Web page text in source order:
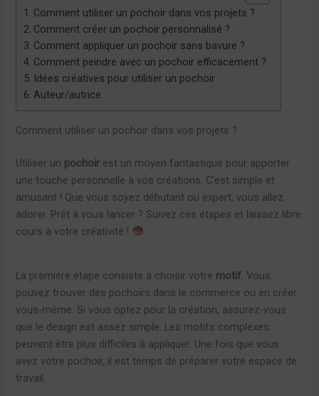
Comment utiliser un pochoir dans vos projets ?
Comment créer un pochoir personnalisé ?
Comment appliquer un pochoir sans bavure ?
Comment peindre avec un pochoir efficacement ?
Idées créatives pour utiliser un pochoir
Auteur/autrice
Comment utiliser un pochoir dans vos projets ?
Utiliser un pochoir est un moyen fantastique pour apporter
une touche personnelle à vos créations. C’est simple et
amusant ! Que vous soyez débutant ou expert, vous allez
adorer. Prêt à vous lancer ? Suivez ces étapes et laissez libre
cours à votre créativité !
La première étape consiste à choisir votre motif . Vous
pouvez trouver des pochoirs dans le commerce ou en créer
vous-même. Si vous optez pour la création, assurez-vous
que le design est assez simple. Les motifs complexes
peuvent être plus difficiles à appliquer. Une fois que vous
avez votre pochoir, il est temps de préparer votre espace de
travail.